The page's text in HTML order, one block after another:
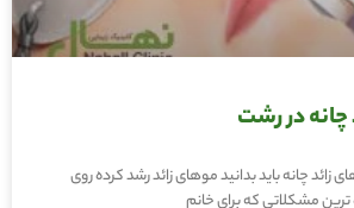
چانه در رشت
زائد چانه باید بدانید موهای زائد رشد کرده روی
ترین مشکلاتی که برای خانم